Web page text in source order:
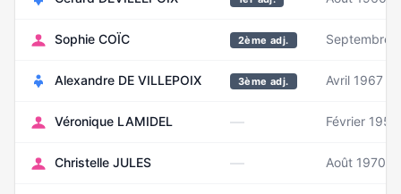
Sophie COÏC 2ème adj. Septembre
Alexandre DE VILLEPOIX 3ème adj. Avril 1967
Véronique LAMIDEL — Février 1959
Christelle JULES — Août 1970